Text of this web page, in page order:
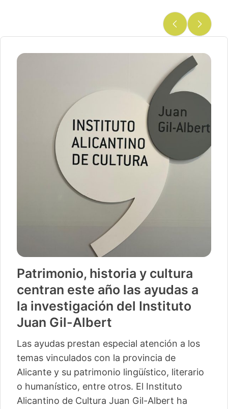
Patrimonio, historia y cultura
centran este año las ayudas a
la investigación del Instituto
Juan Gil-Albert
Las ayudas prestan especial atención a los
temas vinculados con la provincia de
Alicante y su patrimonio lingüístico, literario
o humanístico, entre otros. El Instituto
Alicantino de Cultura Juan Gil-Albert ha